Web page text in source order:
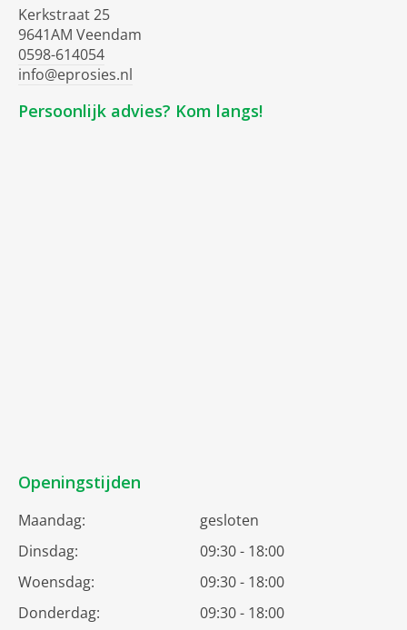
Kerkstraat 25
9641AM Veendam
0598-614054
info@eprosies.nl
Persoonlijk advies? Kom langs!
Openingstijden
Maandag:
gesloten
Dinsdag:
09:30 - 18:00
Woensdag:
09:30 - 18:00
Donderdag:
09:30 - 18:00